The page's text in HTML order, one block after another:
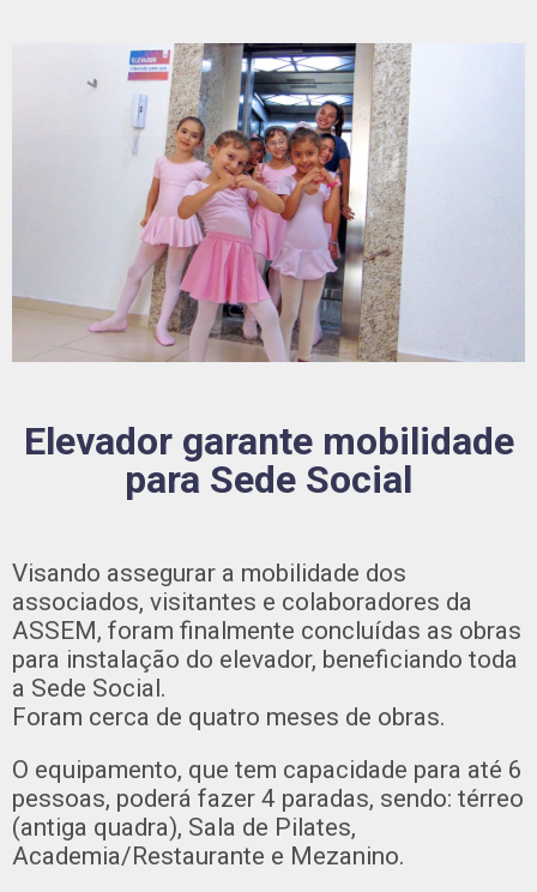
Elevador garante mobilidade
para Sede Social
Visando assegurar a mobilidade dos
associados, visitantes e colaboradores da
ASSEM, foram finalmente concluídas as obras
para instalação do elevador, beneficiando toda
a Sede Social.
Foram cerca de quatro meses de obras.
O equipamento, que tem capacidade para até 6
pessoas, poderá fazer 4 paradas, sendo: térreo
(antiga quadra), Sala de Pilates,
Academia/Restaurante e Mezanino.